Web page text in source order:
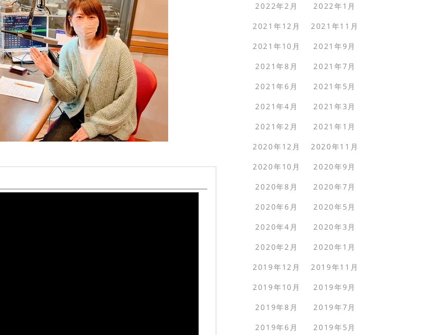
2022年2月 2022年1月
2021年12月 2021年11月
2021年10月 2021年9月
2021年8月 2021年7月
2021年6月 2021年5月
2021年4月 2021年3月
2021年2月 2021年1月
2020年12月 2020年11月
2020年10月 2020年9月
2020年8月 2020年7月
2020年6月 2020年5月
2020年4月 2020年3月
2020年2月 2020年1月
2019年12月 2019年11月
2019年10月 2019年9月
2019年8月 2019年7月
2019年6月 2019年5月